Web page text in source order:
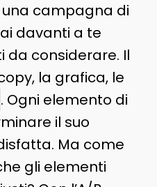
campagna di
davanti a te
da considerare. Il
la grafica, le
. Ogni elemento di
il suo
Ma come
gli elementi